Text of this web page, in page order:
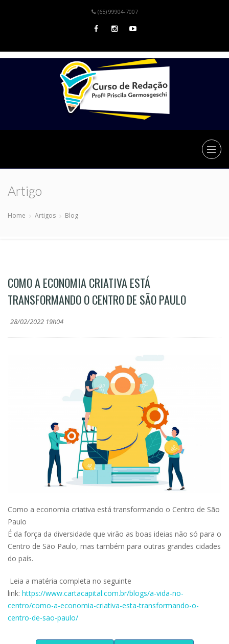
(65) 99904-7007
Artigo
Home Artigos Blog
COMO A ECONOMIA CRIATIVA ESTÁ
TRANSFORMANDO O CENTRO DE SÃO PAULO
28/02/2022 19h04
Como a economia criativa está transformando o Centro de São
Paulo
É da força da diversidade que virão as boas ideias não só para o
Centro de São Paulo, mas também para outras grandes cidades
do país.
Leia a matéria completa no seguinte
link: https://www.cartacapital.com.br/blogs/a-vida-no-
centro/como-a-economia-criativa-esta-transformando-o-
centro-de-sao-paulo/